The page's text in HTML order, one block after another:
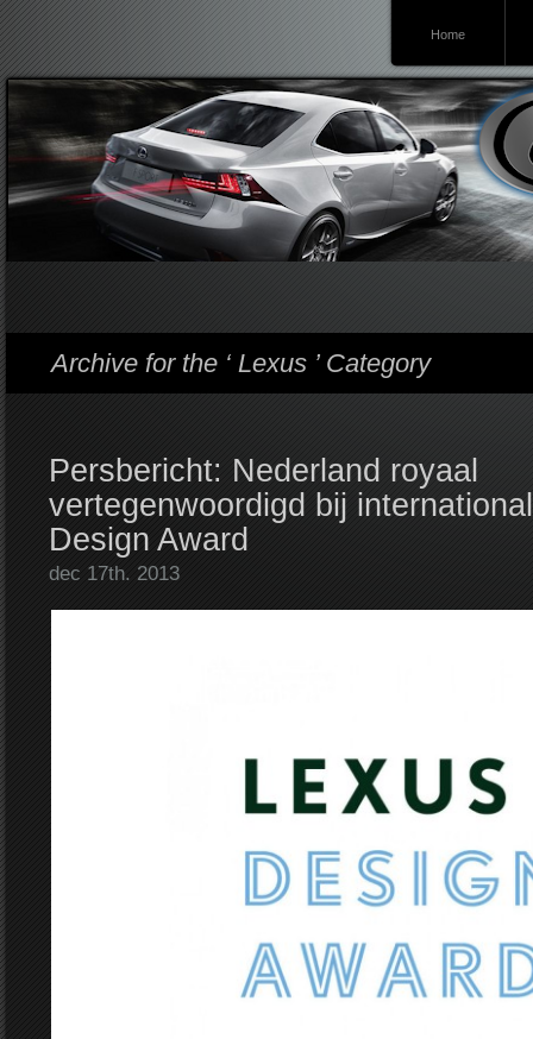
Home
Archive for the ‘ Lexus ’ Category
Persbericht: Nederland royaal
vertegenwoordigd bij
Design Award
dec 17th. 2013